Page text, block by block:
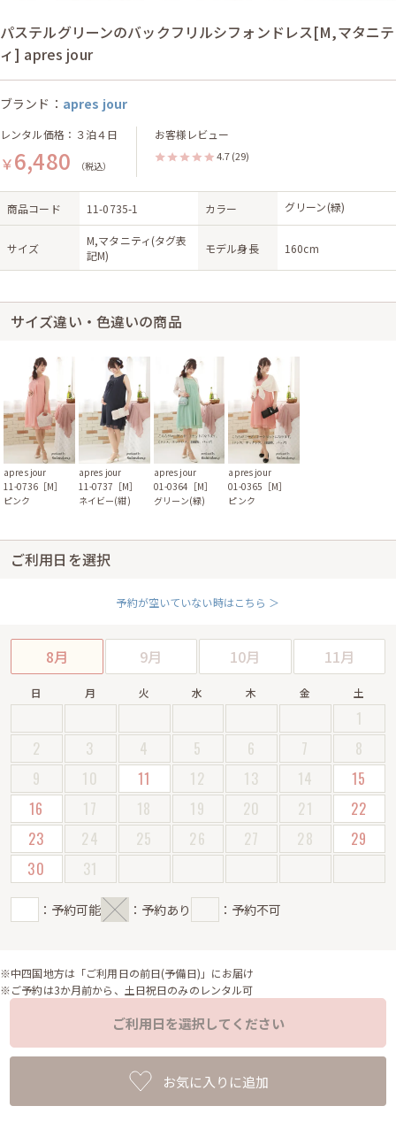
パステルグリーンのバックフリルシフォンドレス[M,マタニテ
ィ] apres jour
ブランド： apres jour
レンタル価格：３泊４日
￥6,480 （税込）
お客様レビュー
4.7 (29)
商品コード 11-0735-1 カラー グリーン(緑)
サイズ
M,マタニティ(タグ表
記M)
モデル身長 160cm
サイズ違い・色違いの商品
apres jour
11-0736［M］
ピンク
apres jour
11-0737［M］
ネイビー(紺)
apres jour
01-0364［M］
グリーン(緑)
apres jour
01-0365［M］
ピンク
ご利用日を選択
予約が空いていない時はこちら ＞
8月 9月 10月 11月
日 月 火 水 木 金 土
1
2
3 4 5 6 7
8
9
10 11 12 13 14
15
16
17 18 19 20 21
22
23
24 25 26 27 28
29
30
31
：予約可能 ：予約あり ：予約不可
※中四国地方は「ご利用日の前日(予備日)」にお届け
※ご予約は3か月前から、土日祝日のみのレンタル可
ご利用日を選択してください
お気に入りに追加